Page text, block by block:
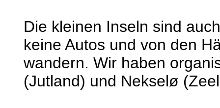
Die kleinen Inseln sind
keine Autos und von den
wandern. Wir haben
(Jutland) und Nekselø